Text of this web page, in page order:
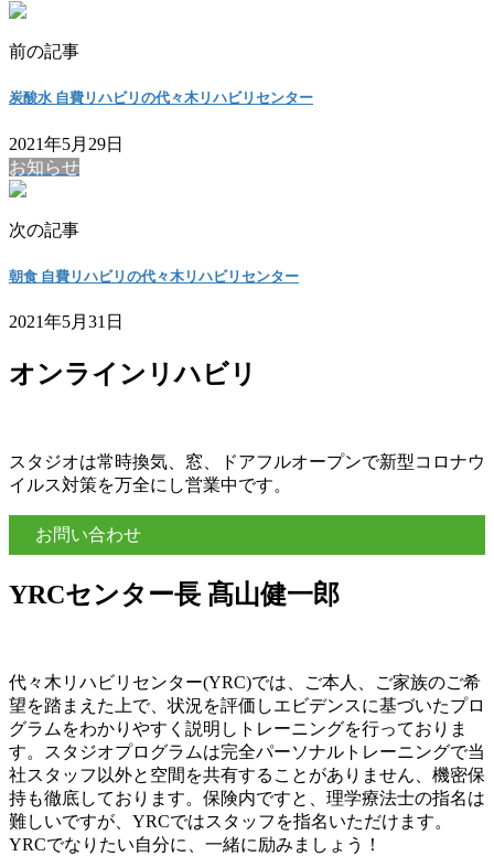
前の記事
炭酸水 自費リハビリの代々木リハビリセンター
2021年5月29日
お知らせ
次の記事
朝食 自費リハビリの代々木リハビリセンター
2021年5月31日
オンラインリハビリ
スタジオは常時換気、窓、ドアフルオープンで新型コロナウ
イルス対策を万全にし営業中です。
お問い合わせ
YRCセンター長 髙山健一郎
代々木リハビリセンター(YRC)では、ご本人、ご家族のご希
望を踏まえた上で、状況を評価しエビデンスに基づいたプロ
グラムをわかりやすく説明しトレーニングを行っておりま
す。スタジオプログラムは完全パーソナルトレーニングで当
社スタッフ以外と空間を共有することがありません、機密保
持も徹底しております。保険内ですと、理学療法士の指名は
難しいですが、YRCではスタッフを指名いただけます。
YRCでなりたい自分に、一緒に励みましょう！